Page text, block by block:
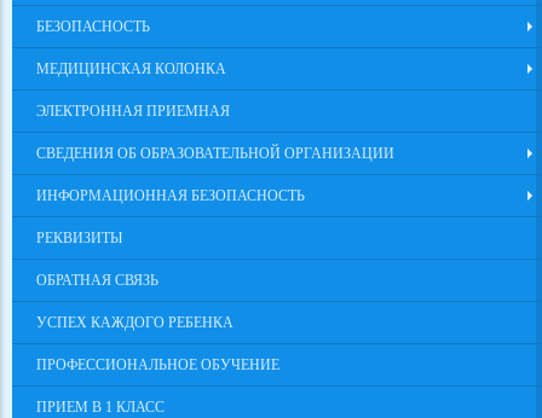
БЕЗОПАСНОСТЬ
МЕДИЦИНСКАЯ КОЛОНКА
ЭЛЕКТРОННАЯ ПРИЕМНАЯ
СВЕДЕНИЯ ОБ ОБРАЗОВАТЕЛЬНОЙ ОРГАНИЗАЦИИ
ИНФОРМАЦИОННАЯ БЕЗОПАСНОСТЬ
РЕКВИЗИТЫ
ОБРАТНАЯ СВЯЗЬ
УСПЕХ КАЖДОГО РЕБЕНКА
ПРОФЕССИОНАЛЬНОЕ ОБУЧЕНИЕ
ПРИЕМ В 1 КЛАСС